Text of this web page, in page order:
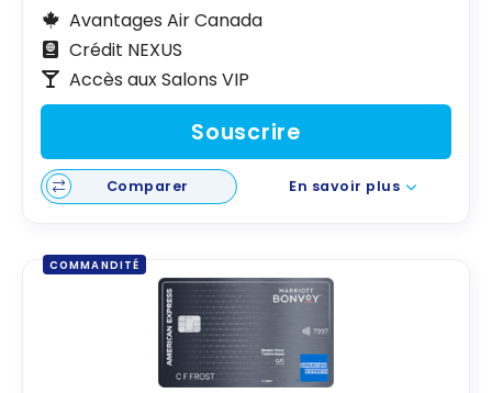
Avantages Air Canada
Crédit NEXUS
Accès aux Salons VIP
Souscrire
Comparer En savoir plus
COMMANDITÉ